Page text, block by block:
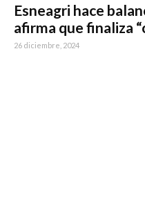
Esneagri hace
afirma que finaliza
26 diciembre, 2024